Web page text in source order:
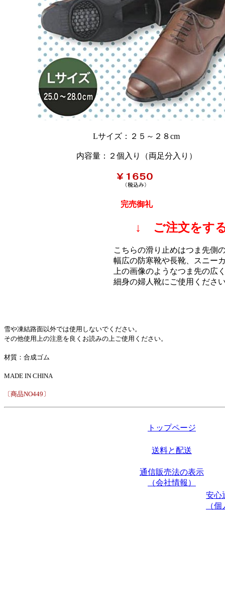
Lサイズ：２５～２８cm
内容量：２個入り（両足分入り）
完売御礼
↓ ご注文をす
こちらの滑り止めはつま先側
幅広の防寒靴や長靴、スニー
上の画像のようなつま先の広
細身の婦人靴にご使用くださ
雪や凍結路面以外では使用しないでください。
その他使用上の注意を良くお読みの上ご使用ください。
材質：合成ゴム
MADE IN CHINA
〔商品NO449〕
トップページ
送料と配送
通信販売法の表示
（会社情報）
安心
（